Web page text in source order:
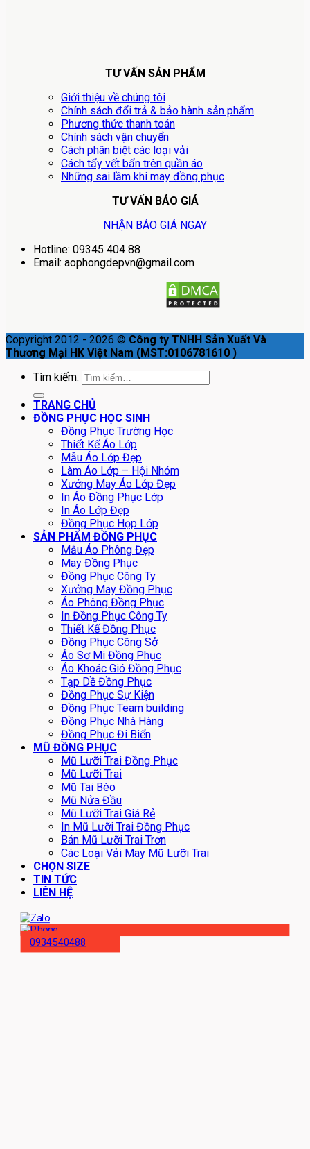
TƯ VẤN SẢN PHẨM
Giới thiệu về chúng tôi
Chính sách đổi trả & bảo hành sản phẩm
Phương thức thanh toán
Chính sách vận chuyển
Cách phân biệt các loại vải
Cách tẩy vết bẩn trên quần áo
Những sai lầm khi may đồng phục
TƯ VẤN BÁO GIÁ
NHẬN BÁO GIÁ NGAY
Hotline: 09345 404 88
Email: aophongdepvn@gmail.com
Copyright 2012 - 2026 © Công ty TNHH Sản Xuất Và
Thương Mại HK Việt Nam (MST:0106781610 )
Tìm kiếm:
TRANG CHỦ
ĐỒNG PHỤC HỌC SINH
Đồng Phục Trường Học
Thiết Kế Áo Lớp
Mẫu Áo Lớp Đẹp
Làm Áo Lớp – Hội Nhóm
Xưởng May Áo Lớp Đẹp
In Áo Đồng Phục Lớp
In Áo Lớp Đẹp
Đồng Phục Họp Lớp
SẢN PHẨM ĐỒNG PHỤC
Mẫu Áo Phông Đẹp
May Đồng Phục
Đồng Phục Công Ty
Xưởng May Đồng Phục
Áo Phông Đồng Phục
In Đồng Phục Công Ty
Thiết Kế Đồng Phục
Đồng Phục Công Sở
Áo Sơ Mi Đồng Phục
Áo Khoác Gió Đồng Phục
Tạp Dề Đồng Phục
Đồng Phục Sự Kiện
Đồng Phục Team building
Đồng Phục Nhà Hàng
Đồng Phục Đi Biển
MŨ ĐỒNG PHỤC
Mũ Lưỡi Trai Đồng Phục
Mũ Lưỡi Trai
Mũ Tai Bèo
Mũ Nửa Đầu
Mũ Lưỡi Trai Giá Rẻ
In Mũ Lưỡi Trai Đồng Phục
Bán Mũ Lưỡi Trai Trơn
Các Loại Vải May Mũ Lưỡi Trai
CHỌN SIZE
TIN TỨC
LIÊN HỆ
0934540488